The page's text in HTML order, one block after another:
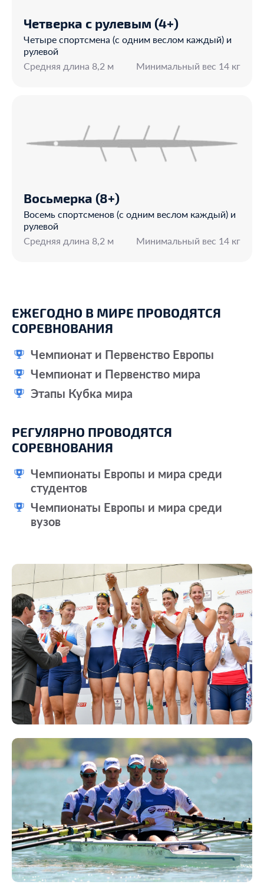
Четверка с рулевым (4+)
Четыре спортсмена (с одним веслом каждый) и
рулевой
Средняя длина 8,2 м
Минимальный вес 14 кг
Восьмерка (8+)
Восемь спортсменов (с одним веслом каждый) и
рулевой
Средняя длина 8,2 м
Минимальный вес 14 кг
ЕЖЕГОДНО В МИРЕ ПРОВОДЯТСЯ
СОРЕВНОВАНИЯ
Чемпионат и Первенство Европы
Чемпионат и Первенство мира
Этапы Кубка мира
РЕГУЛЯРНО ПРОВОДЯТСЯ
СОРЕВНОВАНИЯ
Чемпионаты Европы и мира среди
студентов
Чемпионаты Европы и мира среди
вузов